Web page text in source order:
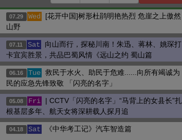
07.29 Wed
[花开中国]树形杜鹃明艳热烈 危崖之上傲然
山野
07.11 Sat
向山而行，探秘川南！朱迅、蒋林、姚琛打
卡宜宾胜景，共品巴蜀风情《远山之约 蜀山篇
06.16 Tue 救民于水火、助民于危难......向所有竭诚为
民的应急先锋致敬 「闪亮的名字」
05.08 Fri
| CCTV「闪亮的名字」“马背上的女县长”扎
根基层多年、航天女将深耕载人探月追
04.18 Sat 《中华考工记》汽车智造篇